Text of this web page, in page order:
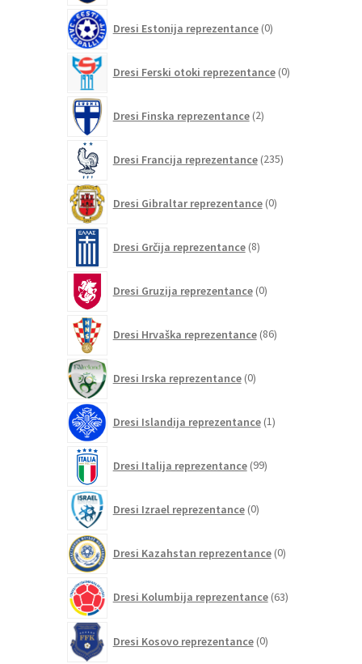
Dresi Estonija reprezentance 0izdelkov
Dresi Ferski otoki reprezentance 0izdelkov
Dresi Finska reprezentance 2izdelka
Dresi Francija reprezentance 235izdelkov
Dresi Gibraltar reprezentance 0izdelkov
Dresi Grčija reprezentance 8izdelkov
Dresi Gruzija reprezentance 0izdelkov
Dresi Hrvaška reprezentance 86izdelkov
Dresi Irska reprezentance 0izdelkov
Dresi Islandija reprezentance 1izdelek
Dresi Italija reprezentance 99izdelkov
Dresi Izrael reprezentance 0izdelkov
Dresi Kazahstan reprezentance 0izdelkov
Dresi Kolumbija reprezentance 63izdelkov
Dresi Kosovo reprezentance 0izdelkov